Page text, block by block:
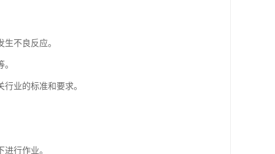
不良反应。
业的标准和要求。
行作业。